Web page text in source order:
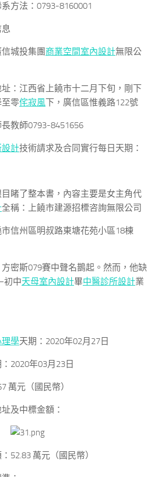
方法：0793-8160001
城投集團商業空間室內設計無限公
：江西省上饒市十二月下旬，剛下
零侘寂風下，廣信區惟義路122號
教師0793-8451656
計技術請求及合同實行每日天期：
睹了整本書，內容主要是女主角代
全稱：上饒市建源招標咨詢無限公司
信州區明叔路東塘花苑小區18棟
密斯079賽中聲名鵲起。然而，他缺
中天母室內設計畢中醫診所設計業
理學天期：2020年02月27日
：2020年03月23日
萬元（國民幣）
及中標金額：
52.83 萬元（國民幣）